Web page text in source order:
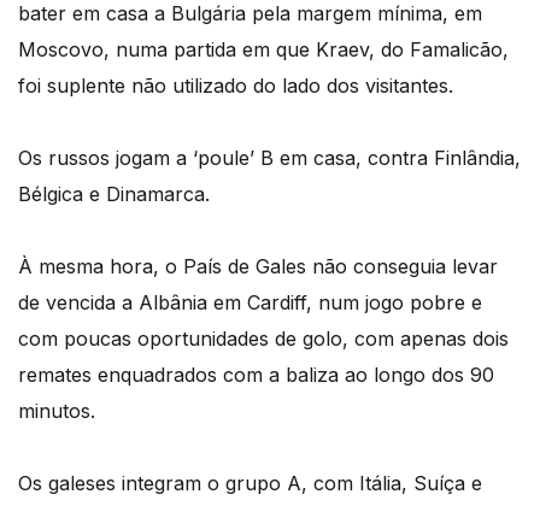
bater em casa a Bulgária pela margem mínima, em
Moscovo, numa partida em que Kraev, do Famalicão,
foi suplente não utilizado do lado dos visitantes.
Os russos jogam a ‘poule’ B em casa, contra Finlândia,
Bélgica e Dinamarca.
À mesma hora, o País de Gales não conseguia levar
de vencida a Albânia em Cardiff, num jogo pobre e
com poucas oportunidades de golo, com apenas dois
remates enquadrados com a baliza ao longo dos 90
minutos.
Os galeses integram o grupo A, com Itália, Suíça e